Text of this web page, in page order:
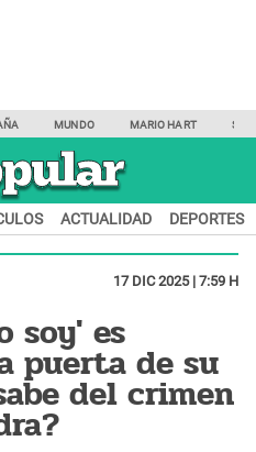
MUNDO MARIO HART
ACTUALIDAD DEPORTES
17 DIC 2025 | 7:59 H
soy' es
puerta de su
del crimen